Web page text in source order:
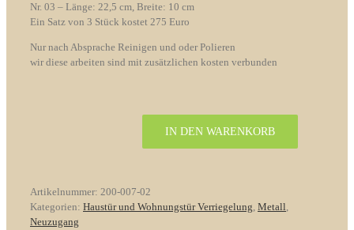
Nr. 03 – Länge: 22,5 cm, Breite: 10 cm
Ein Satz von 3 Stück kostet 275 Euro
Nur nach Absprache Reinigen und oder Polieren
wir diese arbeiten sind mit zusätzlichen kosten verbunden
Barock
Menge
IN DEN WARENKORB
Artikelnummer: 200-007-02
Kategorien: Haustür und Wohnungstür Verriegelung, Metall,
Neuzugang